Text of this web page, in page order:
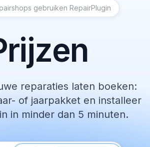
gebruiken RepairPlugin
reparaties laten boeken:
of jaarpakket en installeer
in minder dan 5 minuten.